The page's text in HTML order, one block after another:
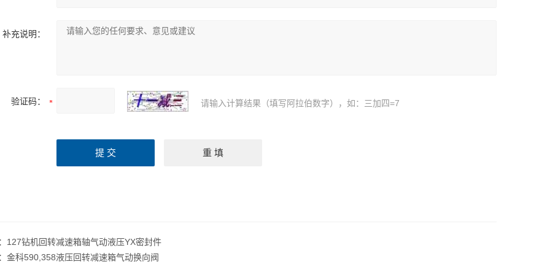
补充说明：
验证码： 请输入计算结果（填写阿拉伯数字），如：三加四=7
127钻机回转减速箱轴气动液压YX密封件
金科590,358液压回转减速箱气动换向阀